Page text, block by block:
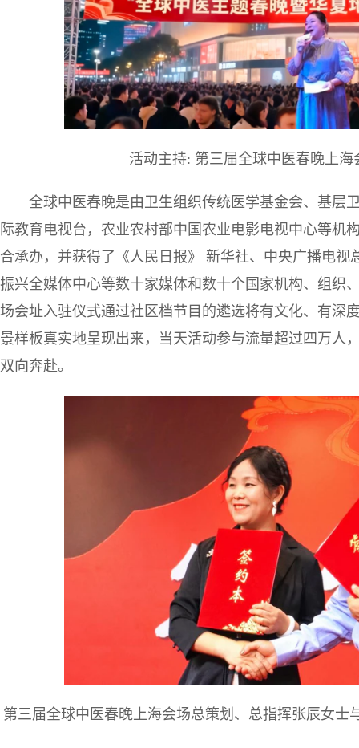
活动主持: 第三届全球中医春晚上
全球中医春晚是由卫生组织传统医学基金会、基层
际教育电视台，农业农村部中国农业电影电视中心等机
合承办，并获得了《人民日报》 新华社、中央广播电
振兴全媒体中心等数十家媒体和数十个国家机构、组织
场会址入驻仪式通过社区档节目的遴选将有文化、有深
景样板真实地呈现出来，当天活动参与流量超过四万人
双向奔赴。
第三届全球中医春晚上海会场总策划、总指挥张辰女